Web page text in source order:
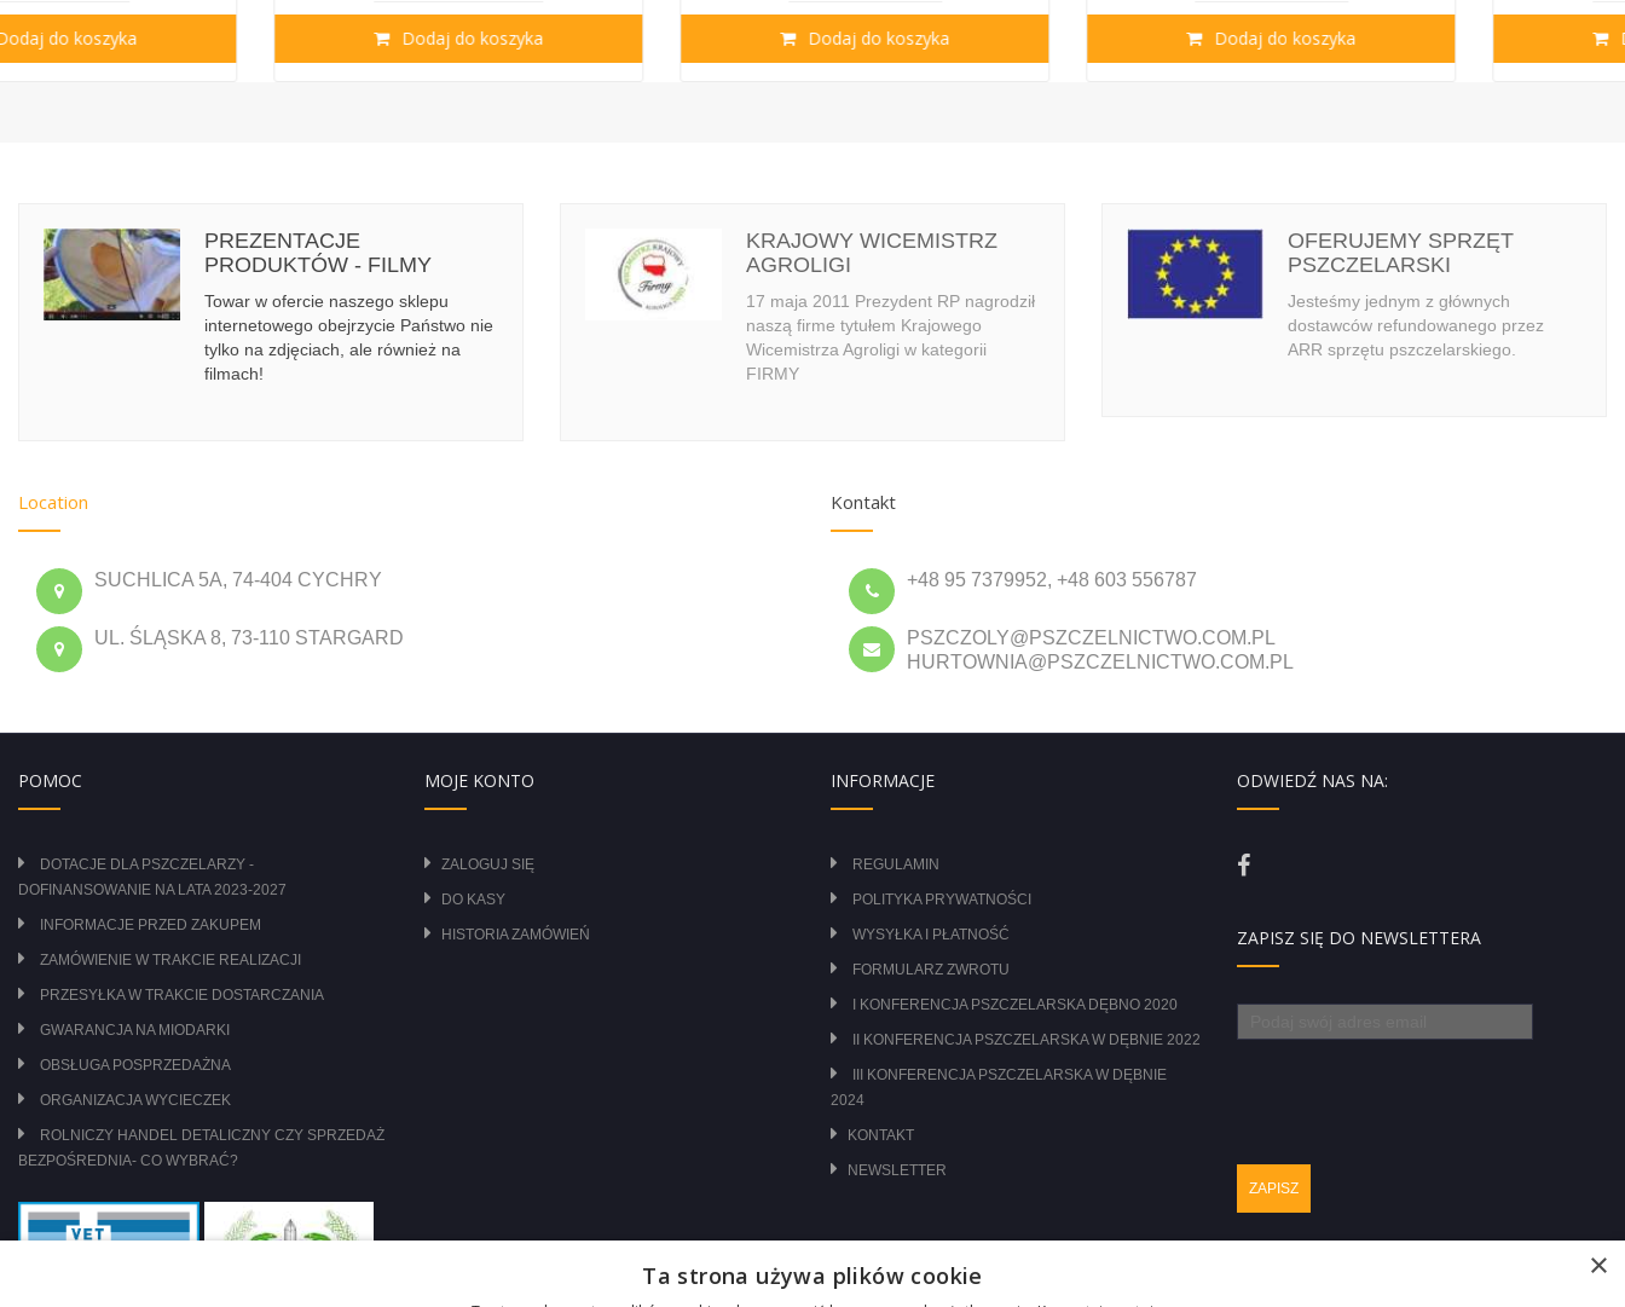
PREZENTACJE
PRODUKTÓW - FILMY
Towar w ofercie naszego sklepu
internetowego obejrzycie Państwo nie
tylko na zdjęciach, ale również na
filmach!
KRAJOWY WICEMISTRZ
AGROLIGI
17 maja 2011 Prezydent RP nagrodził
naszą firme tytułem Krajowego
Wicemistrza Agroligi w kategorii
FIRMY
OFERUJEMY SPRZĘT
PSZCZELARSKI
Jesteśmy jednym z głównych
dostawców refundowanego przez
ARR sprzętu pszczelarskiego.
Location
SUCHLICA 5A, 74-404 CYCHRY
UL. ŚLĄSKA 8, 73-110 STARGARD
Kontakt
+48 95 7379952, +48 603 556787
PSZCZOLY@PSZCZELNICTWO.COM.PL
HURTOWNIA@PSZCZELNICTWO.COM.PL
POMOC
DOTACJE DLA PSZCZELARZY -
DOFINANSOWANIE NA LATA 2023-2027
INFORMACJE PRZED ZAKUPEM
ZAMÓWIENIE W TRAKCIE REALIZACJI
PRZESYŁKA W TRAKCIE DOSTARCZANIA
GWARANCJA NA MIODARKI
OBSŁUGA POSPRZEDAŻNA
ORGANIZACJA WYCIECZEK
ROLNICZY HANDEL DETALICZNY CZY SPRZEDAŻ
BEZPOŚREDNIA- CO WYBRAĆ?
MOJE KONTO
ZALOGUJ SIĘ
DO KASY
HISTORIA ZAMÓWIEŃ
INFORMACJE
REGULAMIN
POLITYKA PRYWATNOŚCI
WYSYŁKA I PŁATNOŚĆ
FORMULARZ ZWROTU
I KONFERENCJA PSZCZELARSKA DĘBNO 2020
II KONFERENCJA PSZCZELARSKA W DĘBNIE 2022
III KONFERENCJA PSZCZELARSKA W DĘBNIE
2024
KONTAKT
NEWSLETTER
ODWIEDŹ NAS NA:
ZAPISZ SIĘ DO NEWSLETTERA
×
Ta strona używa plików cookie